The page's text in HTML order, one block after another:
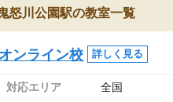
オンラインツールを使用した単語
り宿題もそちらで出される形でし
2ヶ月で担当講師の方がお辞めにな
講師変更の申し出があり、あまり
更だった為、塾に通う事にして退
遅れも取り戻せ、授業内容や講師
怒川公園駅の教室一覧
オンライン校 詳しく見る
対応エリア 全国